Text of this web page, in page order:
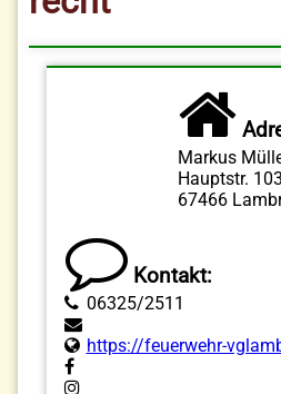
Markus
Hauptstr.
67466
Kontakt:
06325/2511
https://feuerwehr-